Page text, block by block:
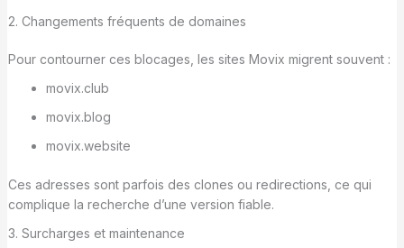
2. Changements fréquents de domaines
Pour contourner ces blocages, les sites Movix migrent souvent :
movix.club
movix.blog
movix.website
Ces adresses sont parfois des clones ou redirections, ce qui
complique la recherche d’une version fiable.
3. Surcharges et maintenance